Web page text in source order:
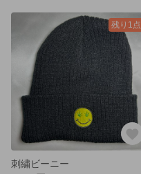
残り1点
刺繍ビーニー